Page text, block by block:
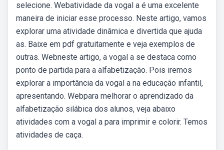
selecione. Webatividade da vogal a é uma excelente
maneira de iniciar esse processo. Neste artigo, vamos
explorar uma atividade dinâmica e divertida que ajuda
as. Baixe em pdf gratuitamente e veja exemplos de
outras. Webneste artigo, a vogal a se destaca como
ponto de partida para a alfabetização. Pois iremos
explorar a importância da vogal a na educação infantil,
apresentando. Webpara melhorar o aprendizado da
alfabetização silábica dos alunos, veja abaixo
atividades com a vogal a para imprimir e colorir. Temos
atividades de caça.